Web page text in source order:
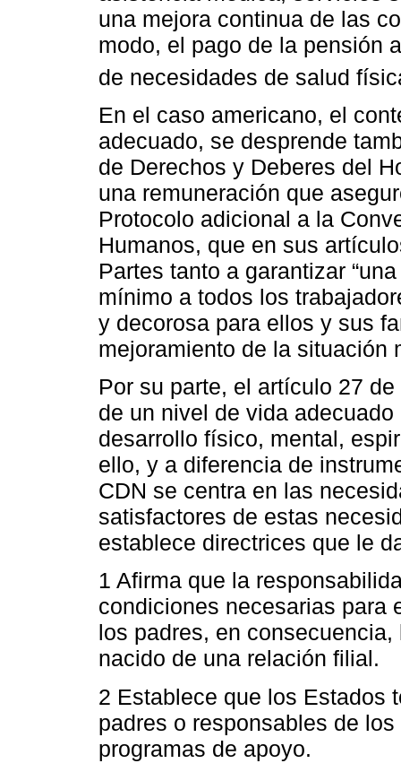
una mejora continua de las
modo, el pago de la pensión
de necesidades de salud
En el caso americano, el
adecuado, se desprende
de Derechos y Deberes del
una remuneración que
Protocolo adicional a la
Humanos, que en sus
Partes tanto a garantizar
mínimo a todos los
y decorosa para ellos y sus
mejoramiento de la situación
Por su parte, el artículo 27
de un nivel de vida
desarrollo físico, mental,
ello, y a diferencia de
CDN se centra en las
satisfactores de estas
establece directrices que le
1 Afirma que la
condiciones necesarias para
los padres, en
nacido de una relación filial.
2 Establece que los Estados
padres o responsables de
programas de apoyo.